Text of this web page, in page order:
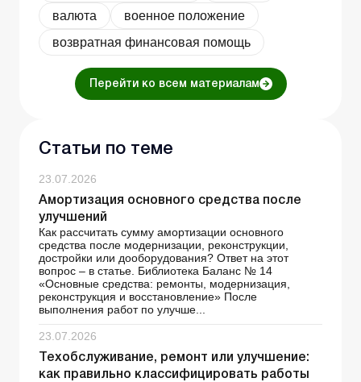
валюта
военное положение
возвратная финансовая помощь
Перейти ко всем материалам
Статьи по теме
23.07.2026
Амортизация основного средства после
улучшений
Как рассчитать сумму амортизации основного
средства после модернизации, реконструкции,
достройки или дооборудования? Ответ на этот
вопрос – в статье. Библиотека Баланс № 14
«Основные средства: ремонты, модернизация,
реконструкция и восстановление» После
выполнения работ по улучше...
23.07.2026
Техобслуживание, ремонт или улучшение:
как правильно классифицировать работы